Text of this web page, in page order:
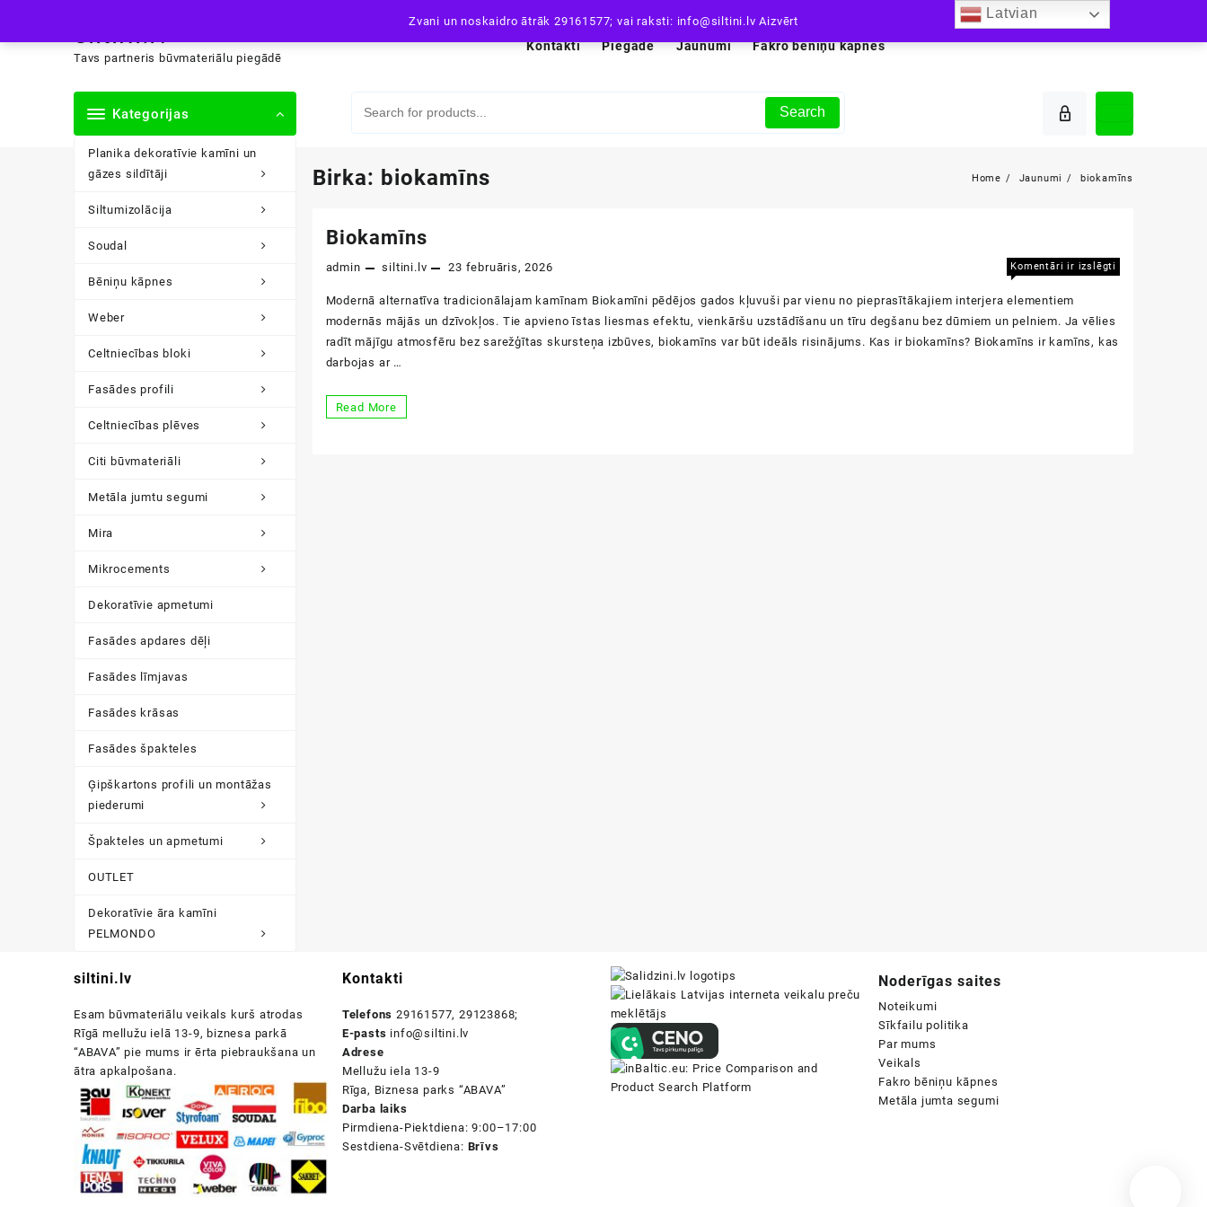
Zvani un noskaidro ātrāk 29161577; vai raksti: info@siltini.lvAizvērt
content
siltini.lv
Tavs partneris būvmateriālu piegādē
Kontakti Piegāde Jaunumi Fakro bēniņu kāpnes
Kategorijas
Planika dekoratīvie kamīni un
gāzes sildītāji
Siltumizolācija
Soudal
Bēniņu kāpnes
Weber
Celtniecības bloki
Fasādes profili
Celtniecības plēves
Citi būvmateriāli
Metāla jumtu segumi
Mira
Mikrocements
Dekoratīvie apmetumi
Fasādes apdares dēļi
Fasādes līmjavas
Fasādes krāsas
Fasādes špakteles
Ģipškartons profili un montāžas
piederumi
Špakteles un apmetumi
OUTLET
Dekoratīvie āra kamīni
PELMONDO
Search
Birka: biokamīns Home Jaunumi biokamīns
Biokamīns
admin siltini.lv 23 februāris, 2026 Komentāri ir izslēgti
Modernā alternatīva tradicionālajam kamīnam Biokamīni pēdējos gados kļuvuši par vienu no pieprasītākajiem interjera elementiem
modernās mājās un dzīvokļos. Tie apvieno īstas liesmas efektu, vienkāršu uzstādīšanu un tīru degšanu bez dūmiem un pelniem. Ja vēlies
radīt mājīgu atmosfēru bez sarežģītas skursteņa izbūves, biokamīns var būt ideāls risinājums. Kas ir biokamīns? Biokamīns ir kamīns, kas
darbojas ar …
Biokamīns
Read More
siltini.lv
Esam būvmateriālu veikals kurš atrodas
Rīgā mellužu ielā 13-9, biznesa parkā
“ABAVA” pie mums ir ērta piebraukšana un
ātra apkalpošana.
Kontakti
Telefons 29161577, 29123868;
E-pasts info@siltini.lv
Adrese
Mellužu iela 13-9
Rīga, Biznesa parks “ABAVA”
Darba laiks
Pirmdiena-Piektdiena: 9:00–17:00
Sestdiena-Svētdiena: Brīvs
Noderīgas saites
Noteikumi
Sīkfailu politika
Par mums
Veikals
Fakro bēniņu kāpnes
Metāla jumta segumi
Latvian